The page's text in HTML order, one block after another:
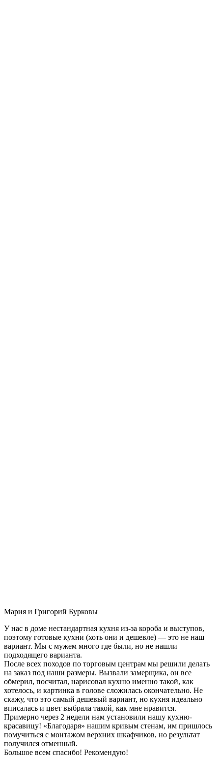
Мария и Григорий Бурковы
У нас в доме нестандартная кухня из-за короба и выступов,
поэтому готовые кухни (хоть они и дешевле) — это не наш
вариант. Мы с мужем много где были, но не нашли
подходящего варианта.
После всех походов по торговым центрам мы решили делать
на заказ под наши размеры. Вызвали замерщика, он все
обмерил, посчитал, нарисовал кухню именно такой, как
хотелось, и картинка в голове сложилась окончательно. Не
скажу, что это самый дешевый вариант, но кухня идеально
вписалась и цвет выбрала такой, как мне нравится.
Примерно через 2 недели нам установили нашу кухню-
красавицу! «Благодаря» нашим кривым стенам, им пришлось
помучиться с монтажом верхних шкафчиков, но результат
получился отменный.
Большое всем спасибо! Рекомендую!